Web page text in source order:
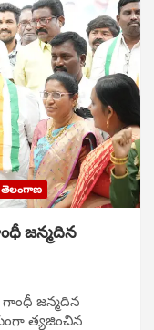
తెలంగాణ
జ‌న్మ‌దిన
జ‌న్మ‌దిన
త్య‌జించిన